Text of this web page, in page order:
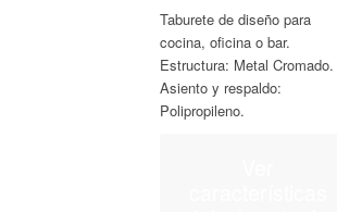
Taburete de diseño para
cocina, oficina o bar.
Estructura: Metal Cromado.
Asiento y respaldo:
Polipropileno.